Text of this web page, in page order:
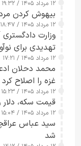
۱۲ مرداد ۱۴۰۵ / ۱۹:۳۲
بیهوش کردن
۱۲ مرداد ۱۴۰۵ / ۱۸:۴۷
تهدیدی برای
۱۲ مرداد ۱۴۰۵ / ۱۷:۲۱
محمد دحلان
غزه را اصلاح کرد
۱۲ مرداد ۱۴۰۵ / ۱۵:۲۳
قیمت سکه، دلار و طلا ۱۲
۱۲ مرداد ۱۴۰۵ / ۱۵:۰۴
سید عباس
شد